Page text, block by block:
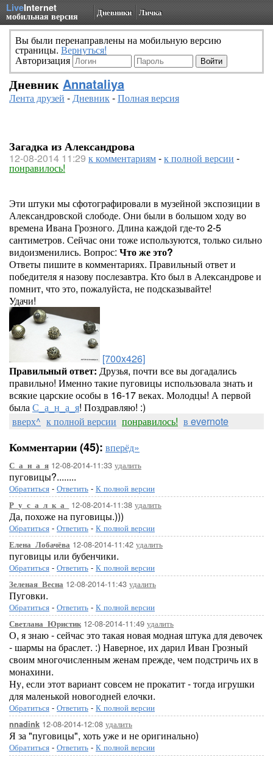
LiveInternet
мобильная версия Дневники Личка
Вы были перенаправлены на мобильную версию
страницы. Вернуться!
Авторизация
Дневник Annataliya
Лента друзей -Дневник-Полная версия
Загадка из Александрова
12-08-2014 11:29 к комментариям-к полной версии -
понравилось!
Эти штуки мы сфотографировали в музейной экспозиции в
Александровской слободе. Они были в большом ходу во
времена Ивана Грозного. Длина каждой где-то 2-5
сантиметров. Сейчас они тоже используются, только сильно
видоизменились. Вопрос: Что же это?
Ответы пишите в комментариях. Правильный ответ и
победителя я назову послезавтра. Кто был в Александрове и
помнит, что это, пожалуйста, не подсказывайте!
Удачи!
[700x426]
Правильный ответ: Друзья, почти все вы догадались
правильно! Именно такие пуговицы использовала знать и
всякие царские особы в 16-17 веках. Молодцы! А первой
былаС_а_н_а_я! Поздравляю! :)
вверх^ к полной версии понравилось! в evernote
Комментарии (45): вперёд»
С_а_н_а_я 12-08-2014-11:33 удалить
пуговицы?........
Обратиться - Ответить - К полной версии
Р_у_с_а_л_к_а_ 12-08-2014-11:38 удалить
Да, похоже на пуговицы.)))
Обратиться - Ответить - К полной версии
Елена_Лобачёва 12-08-2014-11:42 удалить
пуговицы или бубенчики.
Обратиться - Ответить - К полной версии
Зеленая_Весна 12-08-2014-11:43 удалить
Пуговки.
Обратиться - Ответить - К полной версии
Светлана_Юристик12-08-2014-11:49 удалить
О, я знаю - сейчас это такая новая модная штука для девочек
- шармы на браслет. :) Наверное, их дарил Иван Грозный
своим многочисленным женам прежде, чем подстричь их в
монахини.
Ну, если этот вариант совсем не прокатит - тогда игрушки
для маленькой новогодней елочки.
Обратиться - Ответить - К полной версии
nnadink 12-08-2014-12:08 удалить
Я за "пуговицы", хоть уже и не оригинально)
Обратиться - Ответить - К полной версии